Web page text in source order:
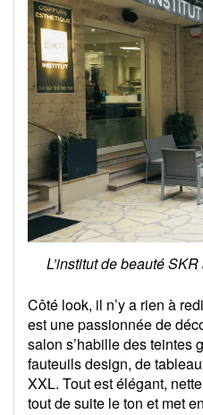
L’institut de beauté
Côté look, il n’y a rien à
est une passionnée de
salon s’habille des teintes
fauteuils design, de
XXL. Tout est élégant,
tout de suite le ton et met